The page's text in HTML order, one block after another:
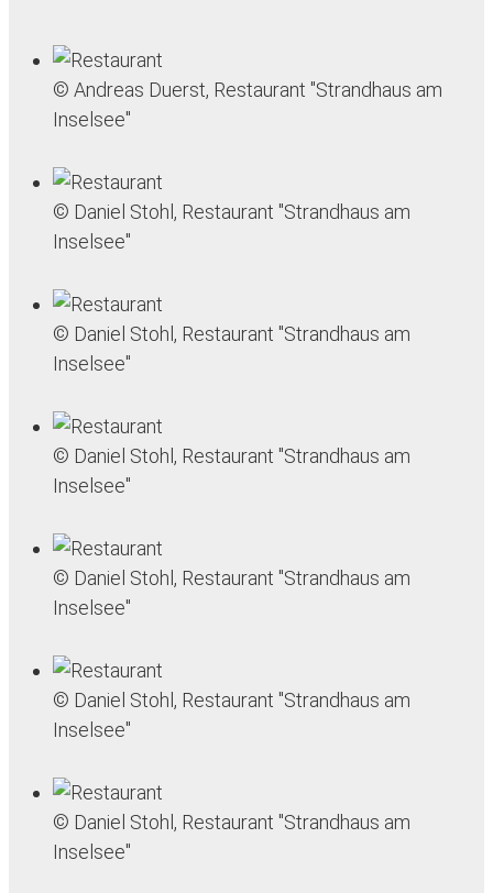
© Andreas Duerst, Restaurant "Strandhaus am
Inselsee"
© Daniel Stohl, Restaurant "Strandhaus am
Inselsee"
© Daniel Stohl, Restaurant "Strandhaus am
Inselsee"
© Daniel Stohl, Restaurant "Strandhaus am
Inselsee"
© Daniel Stohl, Restaurant "Strandhaus am
Inselsee"
© Daniel Stohl, Restaurant "Strandhaus am
Inselsee"
© Daniel Stohl, Restaurant "Strandhaus am
Inselsee"